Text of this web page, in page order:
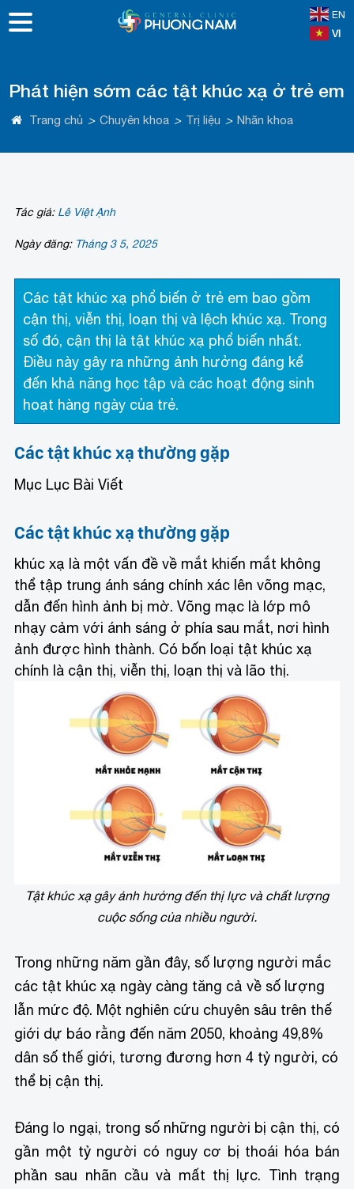
EN
VI
Phát hiện sớm các tật khúc xạ ở trẻ em
Trang chủ > Chuyên khoa > Trị liệu > Nhãn khoa
Tác giả: Lê Việt Ạnh
Ngày đăng: Tháng 3 5, 2025
Các tật khúc xạ phổ biến ở trẻ em bao gồm
cận thị, viễn thị, loạn thị và lệch khúc xạ. Trong
số đó, cận thị là tật khúc xạ phổ biến nhất.
Điều này gây ra những ảnh hưởng đáng kể
đến khả năng học tập và các hoạt động sinh
hoạt hàng ngày của trẻ.
Các tật khúc xạ thường gặp
Mục Lục Bài Viết
Các tật khúc xạ thường gặp
khúc xạ là một vấn đề về mắt khiến mắt không
thể tập trung ánh sáng chính xác lên võng mạc,
dẫn đến hình ảnh bị mờ. Võng mạc là lớp mô
nhạy cảm với ánh sáng ở phía sau mắt, nơi hình
ảnh được hình thành. Có bốn loại tật khúc xạ
chính là cận thị, viễn thị, loạn thị và lão thị.
Tật khúc xạ gây ảnh hưởng đến thị lực và chất lượng
cuộc sống của nhiều người.
Trong những năm gần đây, số lượng người mắc
các tật khúc xạ ngày càng tăng cả về số lượng
lẫn mức độ. Một nghiên cứu chuyên sâu trên thế
giới dự báo rằng đến năm 2050, khoảng 49,8%
dân số thế giới, tương đương hơn 4 tỷ người, có
thể bị cận thị.
Đáng lo ngại, trong số những người bị cận thị, có
gần một tỷ người có nguy cơ bị thoái hóa bán
phần sau nhãn cầu và mất thị lực. Tình trạng